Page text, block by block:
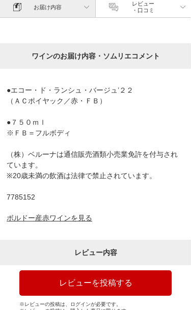
お届け内容
レビュー
・口コミ
ワインのお届け内容・ソムリエコメント
●エコー・ド・ランシュ・バージュ’２２
（ＡＣポイヤック／赤・ＦＢ）
●７５０ｍｌ
※ＦＢ＝フルボディ
（株）ベルーナは通信販売酒類小売業免許を付与され
ています。
※20歳未満の飲酒は法律で禁止されています。
7785152
ボルドー産赤ワインを見る
レビュー内容
レビューを投稿する
※レビューの投稿は、ログインが必要です。